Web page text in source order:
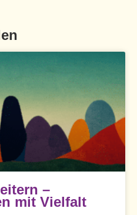
–
mit Vielfalt